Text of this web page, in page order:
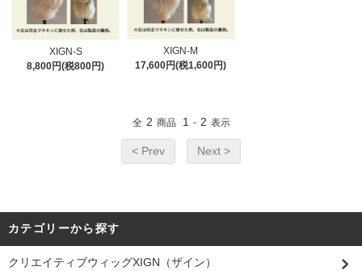
XIGN-S
8,800円(税800円)
XIGN-M
17,600円(税1,600円)
全 2 商品 1 - 2 表示
< Prev Next >
カテゴリーから探す
クリエイティブウィッグXIGN（ザイン）